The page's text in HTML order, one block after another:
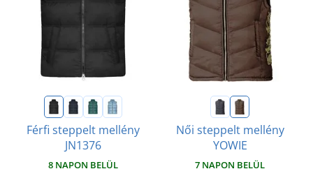
Férfi steppelt mellény
JN1376
8 NAPON BELÜL
Női steppelt mellény
YOWIE
7 NAPON BELÜL